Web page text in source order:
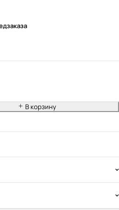
В корзину